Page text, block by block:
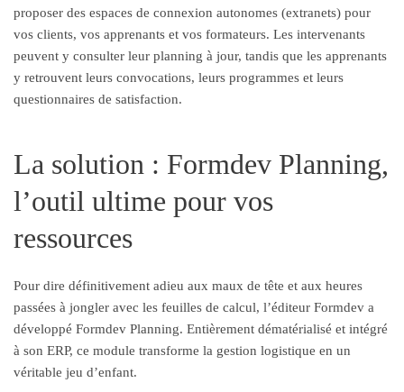
proposer des espaces de connexion autonomes (extranets) pour
vos clients, vos apprenants et vos formateurs. Les intervenants
peuvent y consulter leur planning à jour, tandis que les apprenants
y retrouvent leurs convocations, leurs programmes et leurs
questionnaires de satisfaction.
La solution : Formdev Planning,
l’outil ultime pour vos
ressources
Pour dire définitivement adieu aux maux de tête et aux heures
passées à jongler avec les feuilles de calcul, l’éditeur Formdev a
développé Formdev Planning. Entièrement dématérialisé et intégré
à son ERP, ce module transforme la gestion logistique en un
véritable jeu d’enfant.